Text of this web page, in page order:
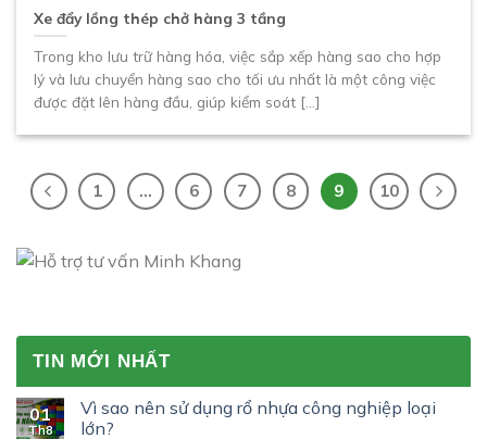
Xe đẩy lồng thép chở hàng 3 tầng
Trong kho lưu trữ hàng hóa, việc sắp xếp hàng sao cho hợp
lý và lưu chuyển hàng sao cho tối ưu nhất là một công việc
được đặt lên hàng đầu, giúp kiểm soát [...]
1 … 6 7 8 9 10
TIN MỚI NHẤT
01
Th8
Vì sao nên sử dụng rổ nhựa công nghiệp loại
lớn?